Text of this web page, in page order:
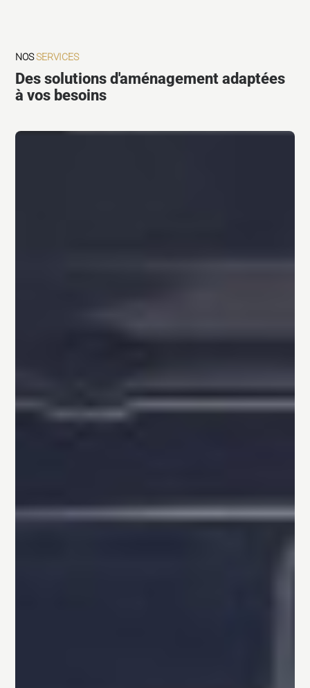
NOSSERVICES
Des solutions d'aménagement adaptées
à vos besoins